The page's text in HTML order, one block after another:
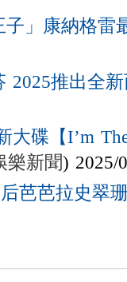
子」康納格雷
推出全新
大碟【I’m
樂新聞) 2025/
芭芭拉史翠